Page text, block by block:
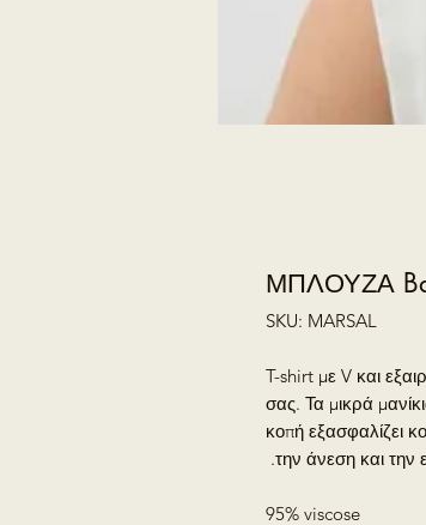
ΜΠΛΟΥΖΑ
SKU: MARSAL
T-shirt με V και
σας. Τα μικρά
κοπή εξασφαλίζει
την άνεση και την
95% viscose